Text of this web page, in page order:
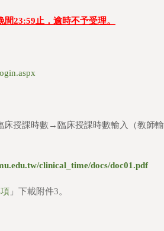
間23:59 止，逾時不予受理。
授課時數→臨床授課時數輸入（教師輸
clinical_time/docs/doc01.pdf
」下載附件3。